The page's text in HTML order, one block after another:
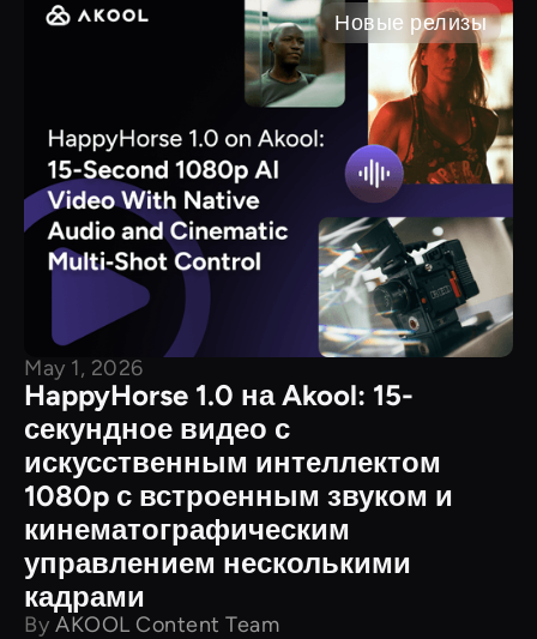
Новые релизы
May 1, 2026
HappyHorse 1.0 на Akool: 15-
секундное видео с
искусственным интеллектом
1080p с встроенным звуком и
кинематографическим
управлением несколькими
кадрами
By AKOOL Content Team